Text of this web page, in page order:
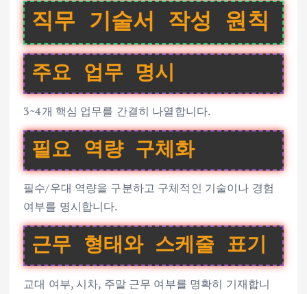
직무 기술서 작성 원칙
주요 업무 명시
3~4개 핵심 업무를 간결히 나열합니다.
필요 역량 구체화
필수/우대 역량을 구분하고 구체적인 기술이나 경험
여부를 명시합니다.
근무 형태와 스케줄 표기
교대 여부, 시차, 주말 근무 여부를 명확히 기재합니